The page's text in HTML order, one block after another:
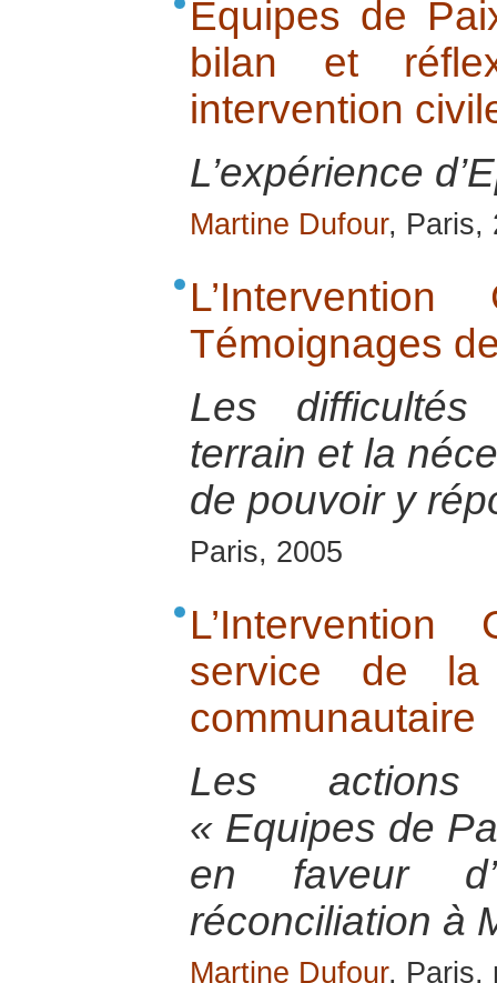
Equipes de
bilan et
intervention
L’expérience
Martine Dufour, Paris,
Témoignages
Les
terrain et la
de pouvoir y
Paris, 2005
service de la
communautaire
Les actions
« Equipes de
en faveur
réconciliation à
Martine Dufour, Paris,